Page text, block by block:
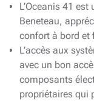
L’Oceanis 41 est
Beneteau,
confort à bord et
L’accès aux
avec un bon
composants
propriétaires qui